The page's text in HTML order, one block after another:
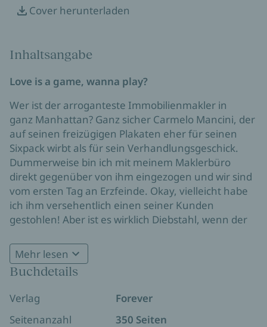
Cover herunterladen
Inhaltsangabe
Love is a game, wanna play?
Wer ist der arroganteste Immobilienmakler in
ganz Manhattan? Ganz sicher Carmelo Mancini, der
auf seinen freizügigen Plakaten eher für seinen
Sixpack wirbt als für sein Verhandlungsgeschick.
Dummerweise bin ich mit meinem Maklerbüro
direkt gegenüber von ihm eingezogen und wir sind
vom ersten Tag an Erzfeinde. Okay, vielleicht habe
ich ihm versehentlich einen seiner Kunden
gestohlen! Aber ist es wirklich Diebstahl, wenn der
Selbst unsere hitzigen Wortgefechte und
abschätzigen Blicke können nicht verbergen, dass
mir verübeln? Gerade als wir anfangen, uns
zu tolerieren, spielt uns der größte
Mehr lesen
Buchdetails
Verlag
Forever
Seitenanzahl
350 Seiten